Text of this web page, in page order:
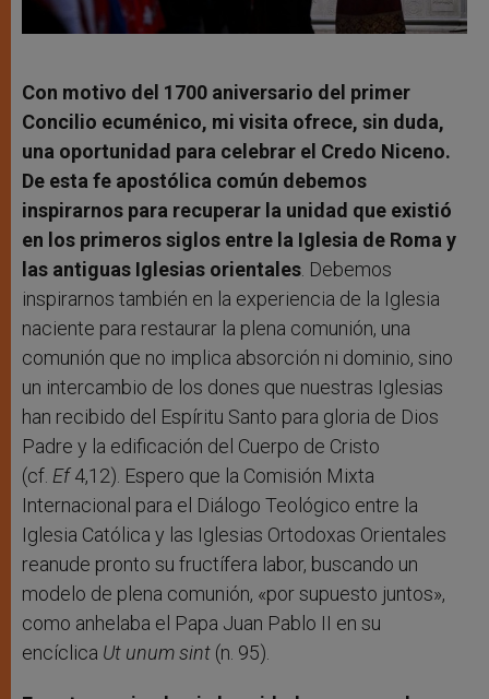
Con motivo del 1700 aniversario del primer
Concilio ecuménico, mi visita ofrece, sin duda,
una oportunidad para celebrar el Credo Niceno.
De esta fe apostólica común debemos
inspirarnos para recuperar la unidad que existió
en los primeros siglos entre la Iglesia de Roma y
las antiguas Iglesias orientales . Debemos
inspirarnos también en la experiencia de la Iglesia
naciente para restaurar la plena comunión, una
comunión que no implica absorción ni dominio, sino
un intercambio de los dones que nuestras Iglesias
han recibido del Espíritu Santo para gloria de Dios
Padre y la edificación del Cuerpo de Cristo
(cf. Ef4,12). Espero que la Comisión Mixta
Internacional para el Diálogo Teológico entre la
Iglesia Católica y las Iglesias Ortodoxas Orientales
reanude pronto su fructífera labor, buscando un
modelo de plena comunión, «por supuesto juntos»,
como anhelaba el Papa Juan Pablo II en su
encíclica Ut unum sint (n. 95).